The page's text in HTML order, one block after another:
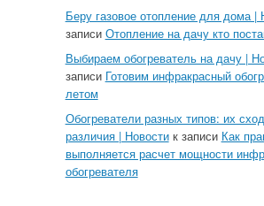
Беру газовое отопление для дома |
записи Отопление на дачу кто
Выбираем обогреватель на дачу |
записи Готовим инфракрасный
летом
Обогреватели разных типов: их
различия | Новостик записи Как
выполняется расчет мощности
обогревателя